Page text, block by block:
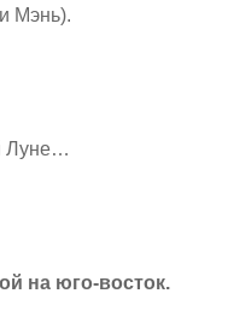
Мэнь).
Луне…
на юго-восток.